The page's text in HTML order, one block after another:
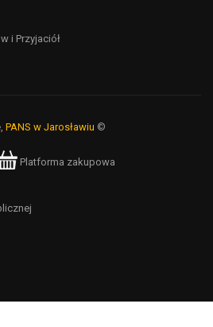
i Przyjaciół
PANS w Jarosławiu ©
Platforma zakupowa